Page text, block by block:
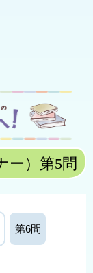
ー）第5問
第6問